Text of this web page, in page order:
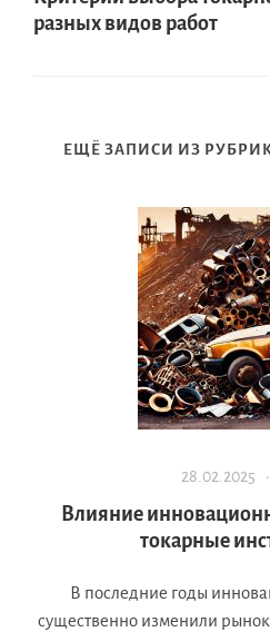
разных видов работ
ЕЩЁ ЗАПИСИ ИЗ
28.02.2025 ·
Влияние
токарные
В последние годы
существенно изменили